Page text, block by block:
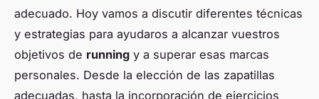
adecuado. Hoy vamos a discutir diferentes técnicas
y estrategias para ayudaros a alcanzar vuestros
objetivos de running y a superar esas marcas
personales. Desde la elección de las zapatillas
adecuadas, hasta la incorporación de ejercicios